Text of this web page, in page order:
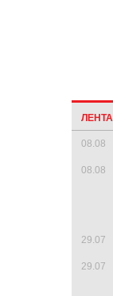
08.08
08.08
29.07
29.07